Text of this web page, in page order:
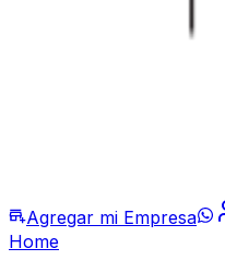
Agregar mi Empresa
Home